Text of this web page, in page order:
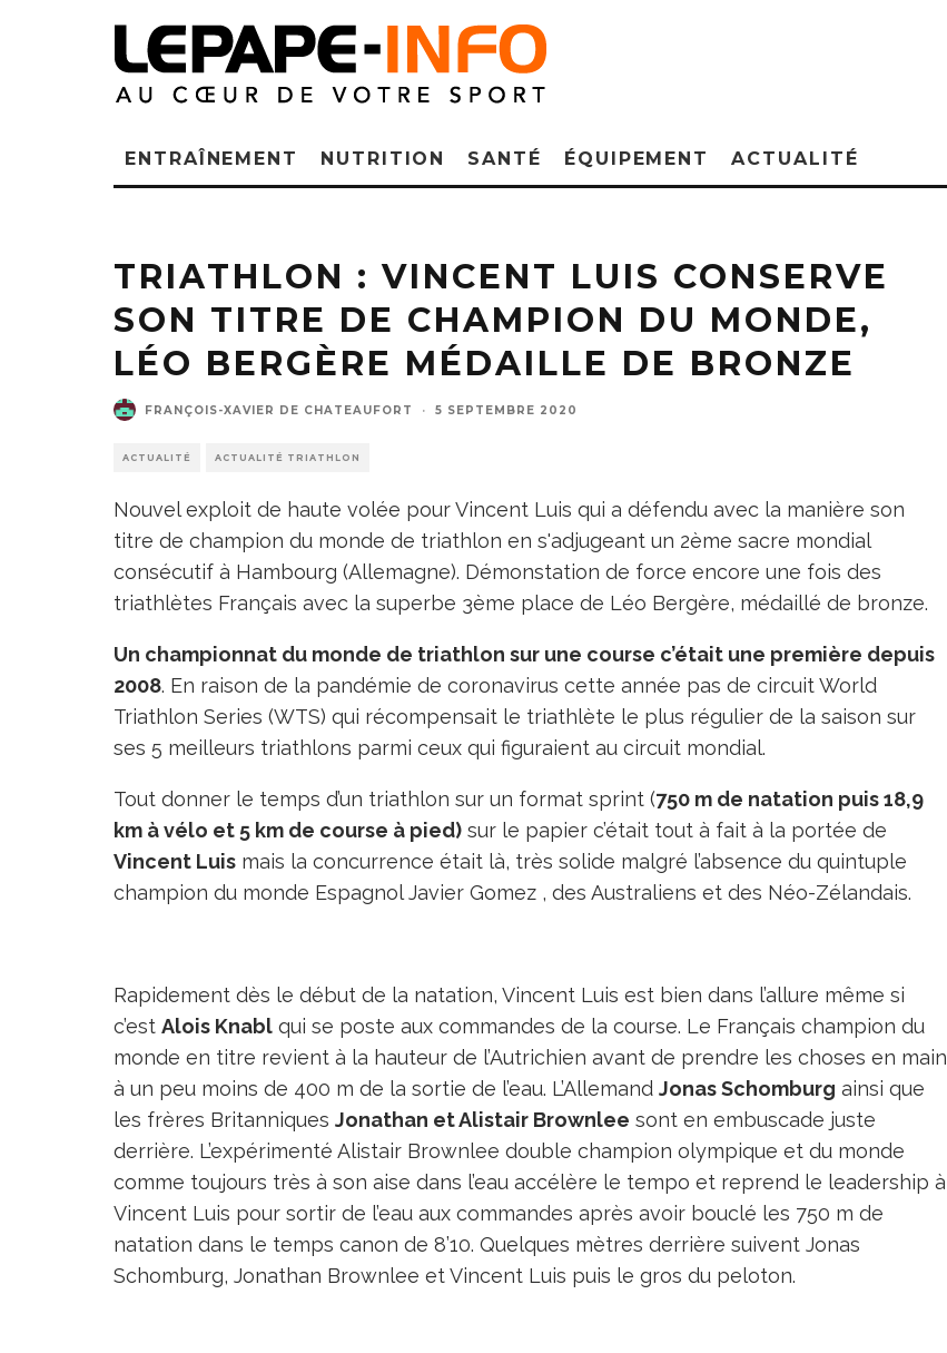
ENTRAÎNEMENT NUTRITION SANTÉ ÉQUIPEMENT ACTUALITÉ
TRIATHLON : VINCENT LUIS CONSERVE
SON TITRE DE CHAMPION DU MONDE,
LÉO BERGÈRE MÉDAILLE DE BRONZE
FRANÇOIS-XAVIER DE CHATEAUFORT · 5 SEPTEMBRE 2020
ACTUALITÉ ACTUALITÉ TRIATHLON
Nouvel exploit de haute volée pour Vincent Luis qui a défendu avec la manière son
titre de champion du monde de triathlon en s'adjugeant un 2ème sacre mondial
consécutif à Hambourg (Allemagne). Démonstation de force encore une fois des
triathlètes Français avec la superbe 3ème place de Léo Bergère, médaillé de bronze.
Un championnat du monde de triathlon sur une course c’était une première depuis
2008. En raison de la pandémie de coronavirus cette année pas de circuit World
Triathlon Series (WTS) qui récompensait le triathlète le plus régulier de la saison sur
ses 5 meilleurs triathlons parmi ceux qui figuraient au circuit mondial.
Tout donner le temps d’un triathlon sur un format sprint (750 m de natation puis 18,9
km à vélo et 5 km de course à pied) sur le papier c’était tout à fait à la portée de
Vincent Luis mais la concurrence était là, très solide malgré l’absence du quintuple
champion du monde Espagnol Javier Gomez , des Australiens et des Néo-Zélandais.
Rapidement dès le début de la natation, Vincent Luis est bien dans l’allure même si
c’est Alois Knabl qui se poste aux commandes de la course. Le Français champion du
monde en titre revient à la hauteur de l’Autrichien avant de prendre les choses en main
à un peu moins de 400 m de la sortie de l’eau. L’Allemand Jonas Schomburg ainsi que
les frères Britanniques Jonathan et Alistair Brownlee sont en embuscade juste
derrière. L’expérimenté Alistair Brownlee double champion olympique et du monde
comme toujours très à son aise dans l’eau accélère le tempo et reprend le leadership à
Vincent Luis pour sortir de l’eau aux commandes après avoir bouclé les 750 m de
natation dans le temps canon de 8’10. Quelques mètres derrière suivent Jonas
Schomburg, Jonathan Brownlee et Vincent Luis puis le gros du peloton.